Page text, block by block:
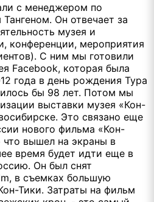
с менеджером по
Он отвечает за
музея и
конференции, мероприятия
С ним мы готовили
Facebook, которая была
года в день рождения Тура
бы 98 лет. Потом мы
выставки музея «Кон-
Это связано еще
нового фильма «Кон-
вышел на экраны в
время будет идти еще в
Он был снят
, в съемках большую
Тики. Затраты на фильм